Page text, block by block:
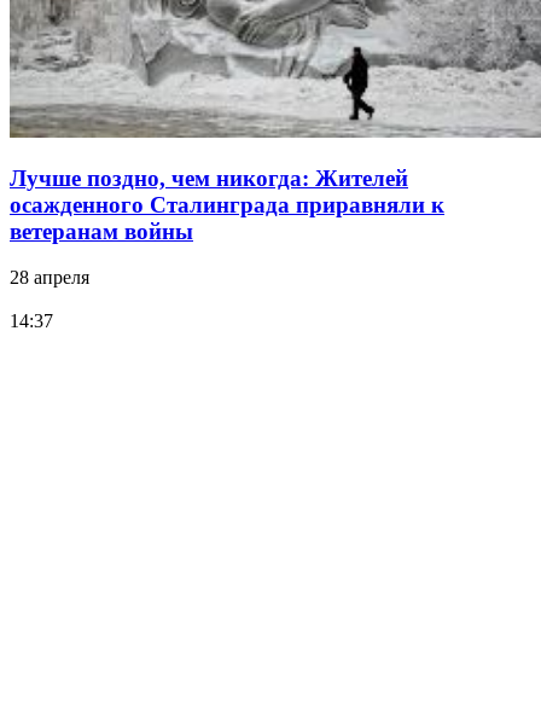
Лучше поздно, чем никогда: Жителей
осажденного Сталинграда приравняли к
ветеранам войны
28 апреля
14:37